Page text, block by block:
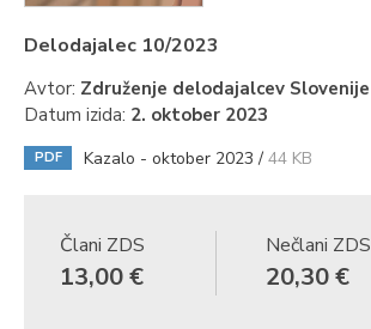
Delodajalec 10/2023
Avtor: Združenje delodajalcev Slovenije
Datum izida: 2. oktober 2023
PDF Kazalo - oktober 2023 / 44 KB
Člani ZDS
13,00 €
Nečlani ZDS
20,30 €